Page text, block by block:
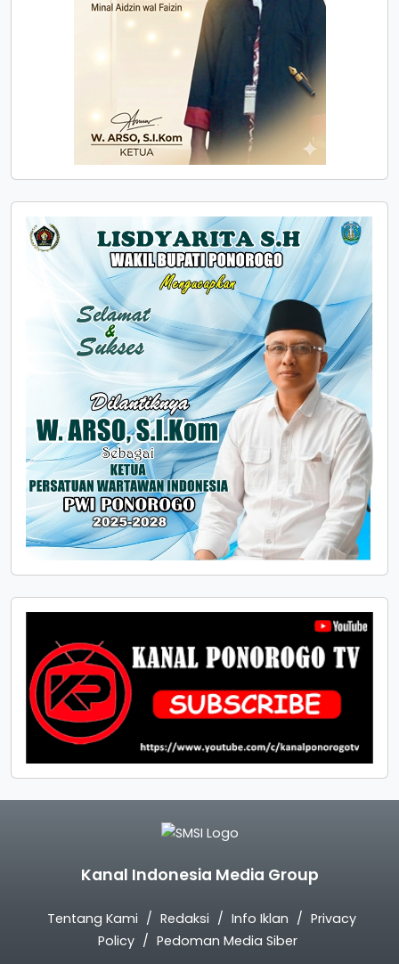
Kanal Indonesia Media Group
Tentang Kami Redaksi Info Iklan
Privacy
Policy
Pedoman Media Siber